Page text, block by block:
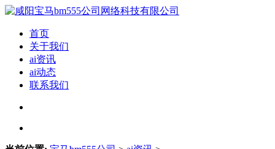
首页
关于我们
ai资讯
ai动态
联系我们